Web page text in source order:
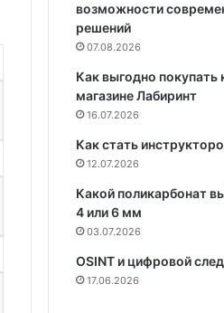
возможности
решений
07.08.2026
Как выгодно покупать
магазине Лабиринт
16.07.2026
Как стать
12.07.2026
Какой поликарбонат
4 или 6 мм
03.07.2026
OSINT и цифровой
17.06.2026